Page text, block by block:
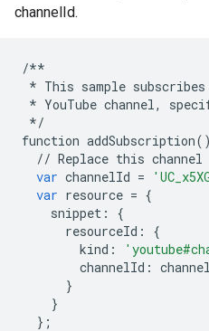
channelId.
/**
* This sample subscribes
* YouTube channel,
*/
function addSubscription()
// Replace this channel
var channelId =
var resource = {
snippet :
{
resourceId :
{
kind :
channelId :
}
}
};